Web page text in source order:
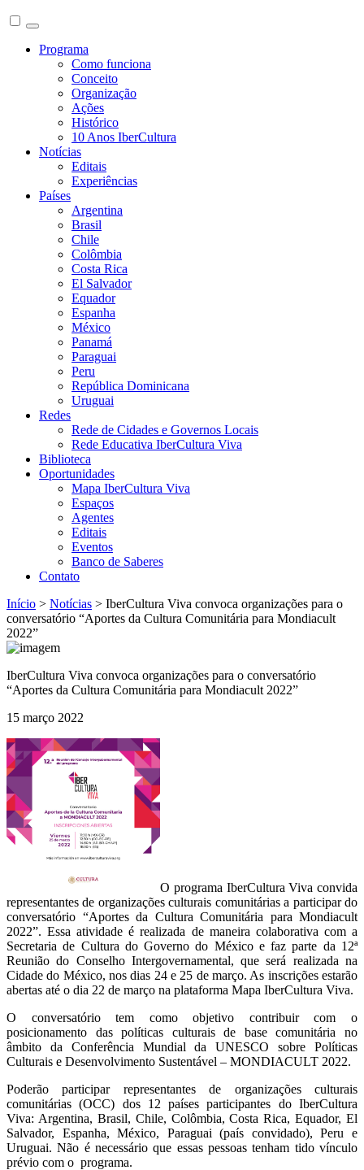
Programa
Como funciona
Conceito
Organização
Ações
Histórico
10 Anos IberCultura
Notícias
Editais
Experiências
Países
Argentina
Brasil
Chile
Colômbia
Costa Rica
El Salvador
Equador
Espanha
México
Panamá
Paraguai
Peru
República Dominicana
Uruguai
Redes
Rede de Cidades e Governos Locais
Rede Educativa IberCultura Viva
Biblioteca
Oportunidades
Mapa IberCultura Viva
Espaços
Agentes
Editais
Eventos
Banco de Saberes
Contato
Início > Notícias > IberCultura Viva convoca organizações para o
conversatório “Aportes da Cultura Comunitária para Mondiacult
2022”
IberCultura Viva convoca organizações para o conversatório
“Aportes da Cultura Comunitária para Mondiacult 2022”
15 março 2022
O programa IberCultura Viva convida
representantes de organizações culturais comunitárias a participar do
conversatório “Aportes da Cultura Comunitária para Mondiacult
2022”. Essa atividade é realizada de maneira colaborativa com a
Secretaria de Cultura do Governo do México e faz parte da 12ª
Reunião do Conselho Intergovernamental, que será realizada na
Cidade do México, nos dias 24 e 25 de março. As inscrições estarão
abertas até o dia 22 de março na plataforma Mapa IberCultura Viva.
O conversatório tem como objetivo contribuir com o
posicionamento das políticas culturais de base comunitária no
âmbito da Conferência Mundial da UNESCO sobre Políticas
Culturais e Desenvolvimento Sustentável – MONDIACULT 2022.
Poderão participar representantes de organizações culturais
comunitárias (OCC) dos 12 países participantes do IberCultura
Viva: Argentina, Brasil, Chile, Colômbia, Costa Rica, Equador, El
Salvador, Espanha, México, Paraguai (país convidado), Peru e
Uruguai. Não é necessário que essas pessoas tenham tido vínculo
prévio com o programa.